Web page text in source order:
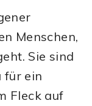
Menschen,
Sie sind
für ein
Fleck auf